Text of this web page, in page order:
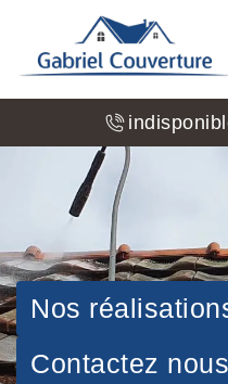
Nos
Contactez nous